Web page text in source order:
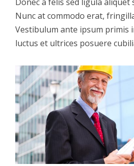
Nunc at commodo erat,
Vestibulum ante ipsum primis
luctus et ultrices posuere